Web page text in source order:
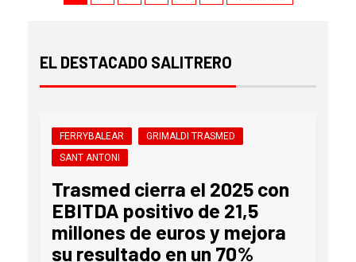
EL DESTACADO SALITRERO
FERRYBALEAR
GRIMALDI TRASMED
SANT ANTONI
Trasmed cierra el 2025 con
EBITDA positivo de 21,5
millones de euros y mejora
su resultado en un 70%